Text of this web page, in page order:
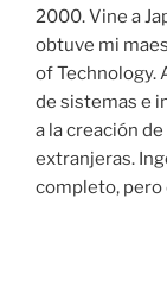
2000. Vine a
obtuve mi
of Technology.
de sistemas e
a la creación
extranjeras.
completo, pero